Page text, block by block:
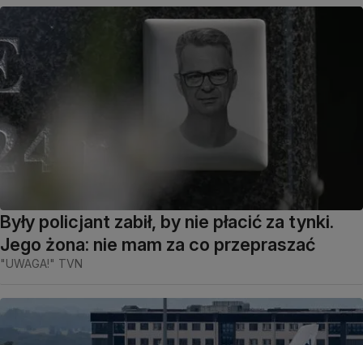
Były policjant zabił, by nie płacić za tynki.
Jego żona: nie mam za co przepraszać
"UWAGA!" TVN